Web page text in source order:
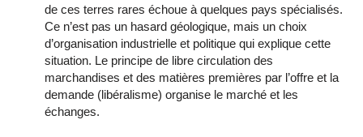
de ces terres rares échoue à quelques pays spécialisés.
Ce n’est pas un hasard géologique, mais un choix
d’organisation industrielle et politique qui explique cette
situation. Le principe de libre circulation des
marchandises et des matières premières par l’offre et la
demande (libéralisme) organise le marché et les
échanges.